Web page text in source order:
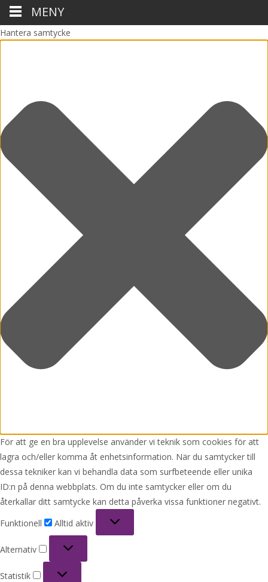
Hantera samtycke
För att ge en bra upplevelse använder vi teknik som cookies för att
lagra och/eller komma åt enhetsinformation. När du samtycker till
dessa tekniker kan vi behandla data som surfbeteende eller unika
ID:n på denna webbplats. Om du inte samtycker eller om du
återkallar ditt samtycke kan detta påverka vissa funktioner negativt.
Funktionell
Alltid aktiv
Alternativ
Statistik
MENY